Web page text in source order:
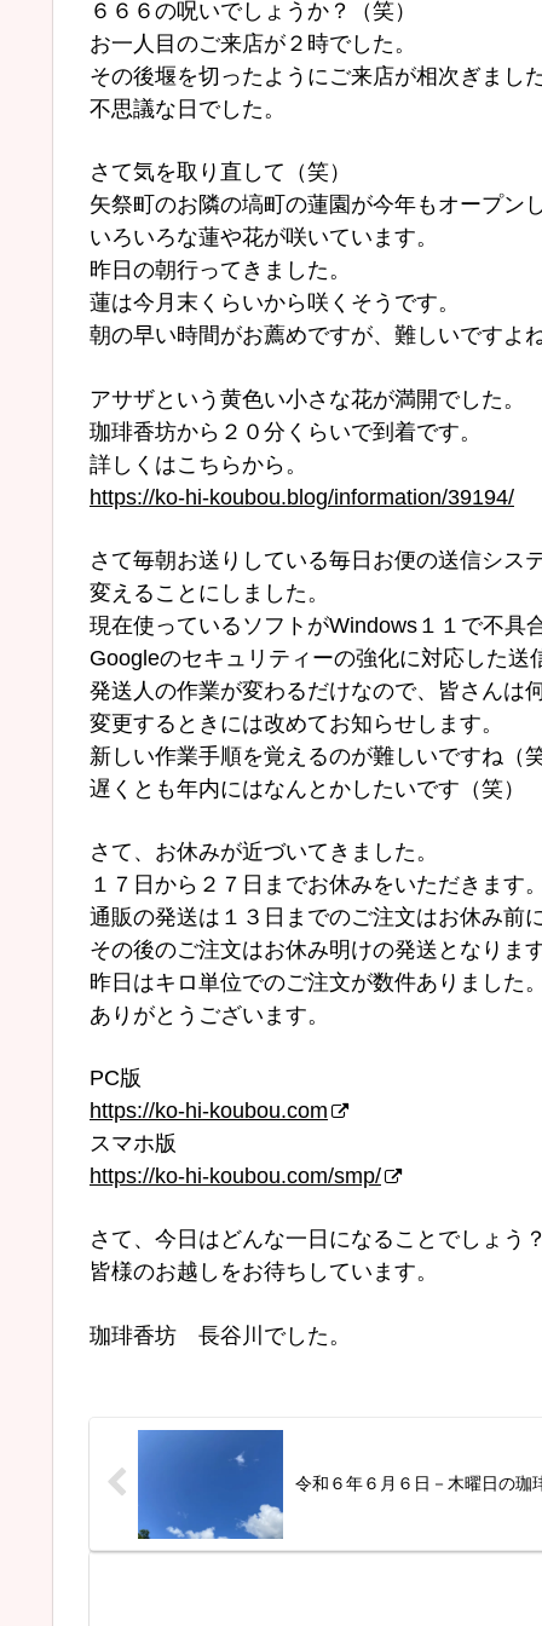
６６６の呪いでしょうか？（笑）
お一人目のご来店が２時でした。
その後堰を切ったようにご来店が相次ぎました
不思議な日でした。
さて気を取り直して（笑）
矢祭町のお隣の塙町の蓮園が今年もオープン
いろいろな蓮や花が咲いています。
昨日の朝行ってきました。
蓮は今月末くらいから咲くそうです。
朝の早い時間がお薦めですが、難しいですよね
アサザという黄色い小さな花が満開でした。
珈琲香坊から２０分くらいで到着です。
詳しくはこちらから。
https://ko-hi-koubou.blog/information/39194/
さて毎朝お送りしている毎日お便の送信シス
変えることにしました。
現在使っているソフトがWindows１１で不具
Googleのセキュリティーの強化に対応した送
発送人の作業が変わるだけなので、皆さんは
変更するときには改めてお知らせします。
新しい作業手順を覚えるのが難しいですね（笑
遅くとも年内にはなんとかしたいです（笑）
さて、お休みが近づいてきました。
１７日から２７日までお休みをいただきます。
通販の発送は１３日までのご注文はお休み前
その後のご注文はお休み明けの発送となります
昨日はキロ単位でのご注文が数件ありました。
ありがとうございます。
PC版
https://ko-hi-koubou.com
スマホ版
https://ko-hi-koubou.com/smp/
さて、今日はどんな一日になることでしょう？
皆様のお越しをお待ちしています。
珈琲香坊 長谷川でした。
令和６年６月６日－木曜日の珈